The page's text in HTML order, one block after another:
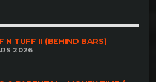
N TUFF II (BEHIND BARS)
2026